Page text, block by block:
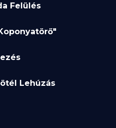
Felülés
Lehúzás